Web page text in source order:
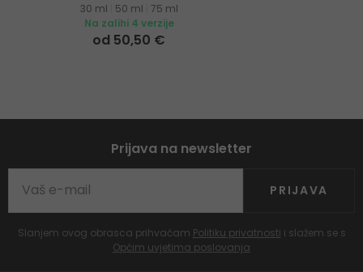
30 ml 50 ml 75 ml
Na zalihi 4 verzije
od 50,50 €
Prijava na newsletter
PRIJAVA
Slanjem ovog obrasca prihvaćam Politiku privatnosti i slažem se s
Općim uvjetima poslovanja